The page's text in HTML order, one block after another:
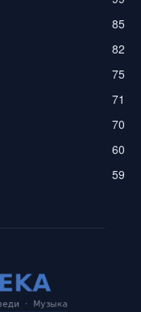
85
82
75
71
70
60
59